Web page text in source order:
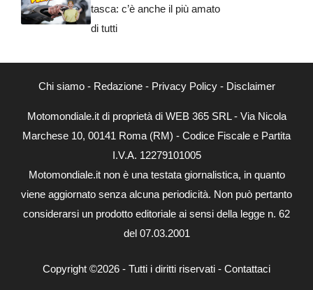
tasca: c’è anche il più amato
di tutti
Chi siamo- Redazione- Privacy Policy- Disclaimer
Motomondiale.it di proprietà di WEB 365 SRL - Via Nicola
Marchese 10, 00141 Roma (RM) - Codice Fiscale e Partita
I.V.A. 12279101005
Motomondiale.it non è una testata giornalistica, in quanto
viene aggiornato senza alcuna periodicità. Non può pertanto
considerarsi un prodotto editoriale ai sensi della legge n. 62
del 07.03.2001
Copyright ©2026 - Tutti i diritti riservati - Contattaci